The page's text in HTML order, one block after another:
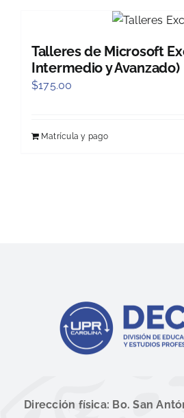
Talleres de Microsoft
Intermedio y Avanzado)
$175.00
Matrícula y pago
Dirección física: Bo. San